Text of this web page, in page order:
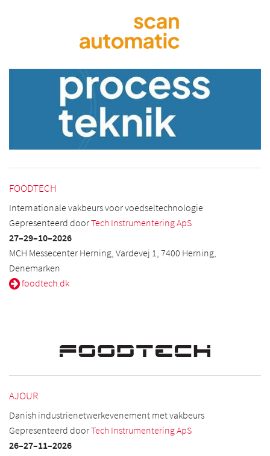
FOODTECH
Internationale vakbeurs voor voedseltechnologie
Gepresenteerd doorTech Instrumentering ApS
27–29–10–2026
MCH Messecenter Herning, Vardevej 1, 7400 Herning,
Denemarken
foodtech.dk
AJOUR
Danish industrienetwerkevenement met vakbeurs
Gepresenteerd doorTech Instrumentering ApS
26–27–11–2026